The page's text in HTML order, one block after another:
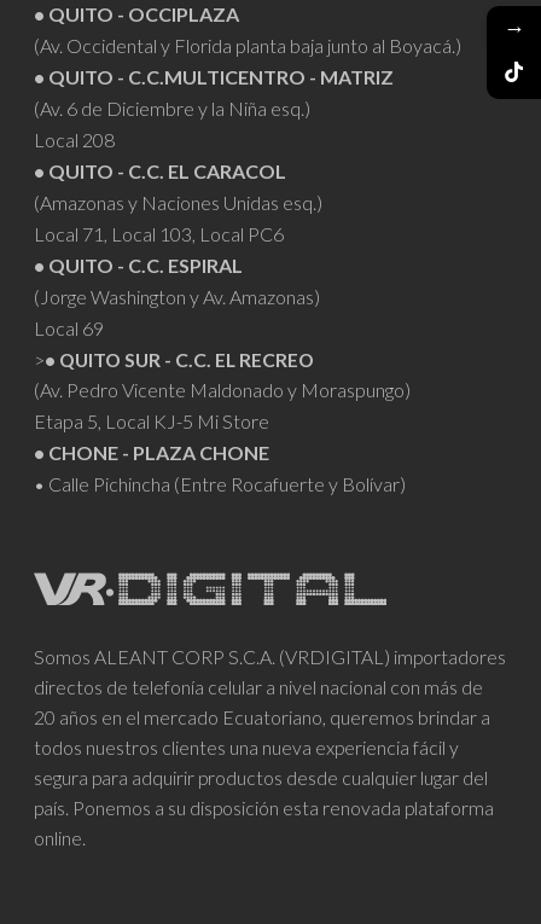
• QUITO - OCCIPLAZA
(Av. Occidental y Florida planta baja junto al Boyacá.)
• QUITO - C.C.MULTICENTRO - MATRIZ
(Av. 6 de Diciembre y la Niña esq.)
Local 208
• QUITO - C.C. EL CARACOL
(Amazonas y Naciones Unidas esq.)
Local 71, Local 103, Local PC6
• QUITO - C.C. ESPIRAL
(Jorge Washington y Av. Amazonas)
Local 69
>• QUITO SUR - C.C. EL RECREO
(Av. Pedro Vicente Maldonado y Moraspungo)
Etapa 5, Local KJ-5 Mi Store
• CHONE - PLAZA CHONE
• Calle Pichincha (Entre Rocafuerte y Bolívar)
Somos ALEANT CORP S.C.A. (VRDIGITAL) importadores
directos de telefonía celular a nivel nacional con más de
20 años en el mercado Ecuatoriano, queremos brindar a
todos nuestros clientes una nueva experiencia fácil y
segura para adquirir productos desde cualquier lugar del
país. Ponemos a su disposición esta renovada plataforma
online.
→